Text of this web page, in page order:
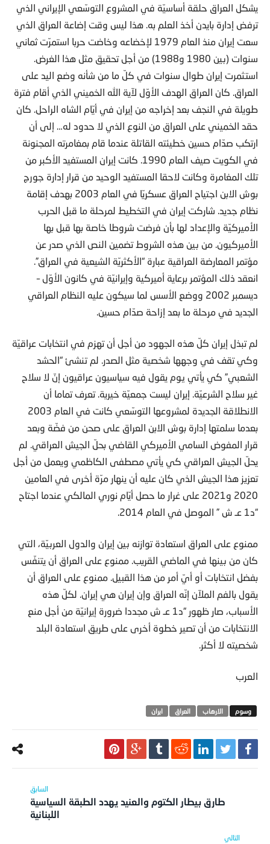
يشكل العراق حلقة أساسيّة في المشروع التوسّعي الإيراني الذي
ترفض إدارة بايدن أخذ العلم به. هذا ليس وقت إضاعة العراق الذي
سعت إيران منذ العام 1979 لإخضاعه وخاضت حربا استمرّت ثماني
سنوات (بين 1980 و1988) من أجل تحقيق مثل هذا الغرض.
استثمرت إيران طوال سنوات في كلّ ما من شأنه وضع اليد على
العراق. كان العراق الهدف الأوّل لآية الله الخميني الذي أقام فترة
طويلة في النجف بعد إخراجه من إيران في أيّام الشاه الراحل. كان
حقد الخميني على العراق من النوع الذي لا حدود له… إلى أن
ارتكب صدّام حسين خطيئته القاتلة عندما قام بمغامرته المجنونة
في الكويت صيف العام 1990. كانت إيران المستفيد الأكبر من
تلك المغامرة وكانت لاحقا المستفيد الوحيد من قرار إدارة جورج
بوش الابن اجتياح العراق عسكريّا في العام 2003 بهدف إقامة
نظام جديد. شاركت إيران في التخطيط لمرحلة ما قبل الحرب
الأميركيّة والإعداد لها بأن فرضت شروطا خاصة بها قبل بها
الأميركيون. من بين هذه الشروط تضمين النص الذي صدر عن
مؤتمر المعارضة العراقية عبارة “الأكثريّة الشيعية في العراق”.
انعقد ذلك المؤتمر برعاية أميركية وإيرانيّة في كانون الأوّل –
ديسمبر 2002 ووضع الأسس لما سيكون عليه النظام العراقي
الجديد في مرحلة ما بعد إزاحة صدّام حسين.
لم تبذل إيران كلّ هذه الجهود من أجل أن تهزم في انتخابات عراقيّة
وكي تقف في وجهها شخصية مثل الصدر. لم تنشئ “الحشد
الشعبي” كي يأتي يوم يقول فيه سياسيون عراقيون إنّ لا سلاح
غير سلاح الشرعيّة. إيران ليست جمعيّة خيرية. تعرف تماما أن
الانطلاقة الجديدة لمشروعها التوسّعي كانت في العام 2003
بعدما سلمتها إدارة بوش الابن العراق على صحن من فضّة وبعد
قرار المفوض السامي الأميركي القاضي بحلّ الجيش العراقي. لم
يحلّ الجيش العراقي كي يأتي مصطفى الكاظمي ويعمل من أجل
تعزيز هذا الجيش الذي كان عليه أن ينهار مرّة أخرى في العامين
2020 و2021 على غرار ما حصل أيّام نوري المالكي عندما اجتاح
“د1 عـ ش ” الموصل في العام 2014.
ممنوع على العراق استعادة توازنه بين إيران والدول العربيّة، التي
كان من بينها في الماضي القريب. ممنوع على العراق أن يتنفّس
بفضل انتخابات أو أيّ أمر من هذا القبيل. ممنوع على العراق أن
يقول بالفم الملآن إنّه العراق وإن إيران هي إيران. لكلّ هذه
الأسباب، صار ظهور “د1 عـ ش مجددا ضرورة إيرانيّة من أجل منع
الانتخابات من أن تصير خطوة أخرى على طريق استعادة البلد
شخصيته لا أكثر.
العرب
الارهاب العراق ايران
طارق بيطار الكتوم والعنيد يهدد الطبقة السياسية
اللبنانية